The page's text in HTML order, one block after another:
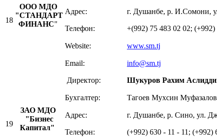
18
ООО МДО
"СТАНДАРТ
ФИНАНС"
Адрес: г. Душанбе, р. И.Сомони,
Телефон: +(992) 75 483 02 02; (+992)
Website: www.sm.tj
Email: info@sm.tj
19
ЗАО МДО
"Бизнес
Капитал"
Директор: Шукуров Рахим
Бухгалтер: Тагоев Мухсин
Адрес: г. Душанбе, р. Сино, ул.
Телефон: (+992) 630 - 11 - 11; (+992)